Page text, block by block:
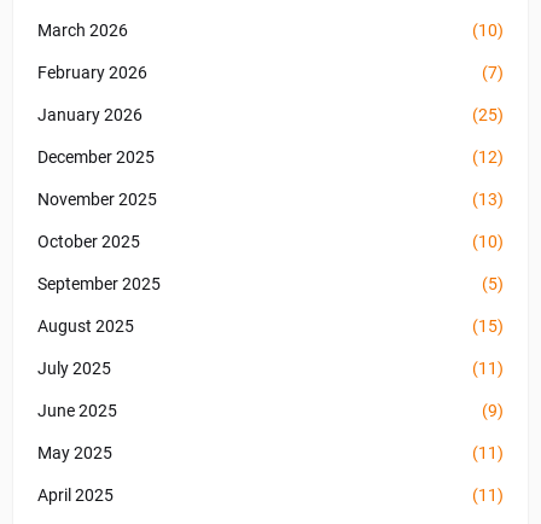
March 2026 (10)
February 2026 (7)
January 2026 (25)
December 2025 (12)
November 2025 (13)
October 2025 (10)
September 2025 (5)
August 2025 (15)
July 2025 (11)
June 2025 (9)
May 2025 (11)
April 2025 (11)